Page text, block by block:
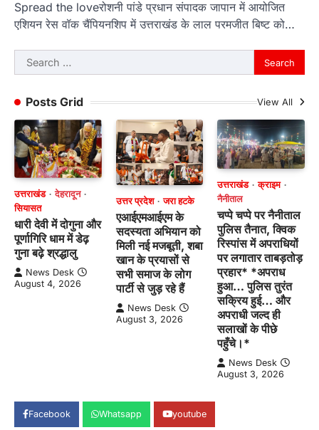
Spread the loveरोशनी पांडे प्रधान संपादक जापान में आयोजित
एशियन रेस वॉक चैंपियनशिप में उत्तराखंड के लाल परमजीत बिष्ट को…
Search
for:
Posts Grid
View All
उत्तराखंड
देहरादून
सियासत
धारी देवी में दोगुना और
पूर्णागिरि धाम में डेढ़
गुना बढ़े श्रद्धालु
News Desk
August 4, 2026
उत्तर प्रदेश जरा हटके
एआईएमआईएम के
सदस्यता अभियान को
मिली नई मजबूती, शबा
खान के प्रयासों से
सभी समाज के लोग
पार्टी से जुड़ रहे हैं
News Desk
August 3, 2026
उत्तराखंड
क्राइम
नैनीताल
चप्पे चप्पे पर नैनीताल
पुलिस तैनात, क्विक
रिस्पांस में अपराधियों
पर लगातार ताबड़तोड़
प्रहार* *अपराध
हुआ… पुलिस तुरंत
सक्रिय हुई… और
अपराधी जल्द ही
सलाखों के पीछे
पहुँचे।*
News Desk
August 3, 2026
Facebook Whatsapp youtube